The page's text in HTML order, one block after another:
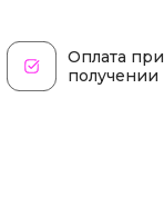
Оплата при
получении